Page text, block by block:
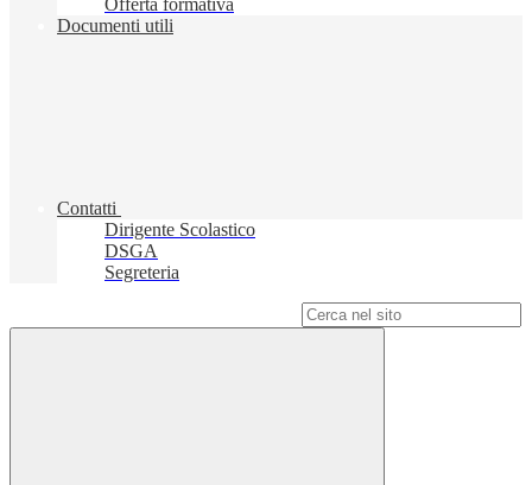
Offerta formativa
Documenti utili
Contatti
Dirigente Scolastico
DSGA
Segreteria